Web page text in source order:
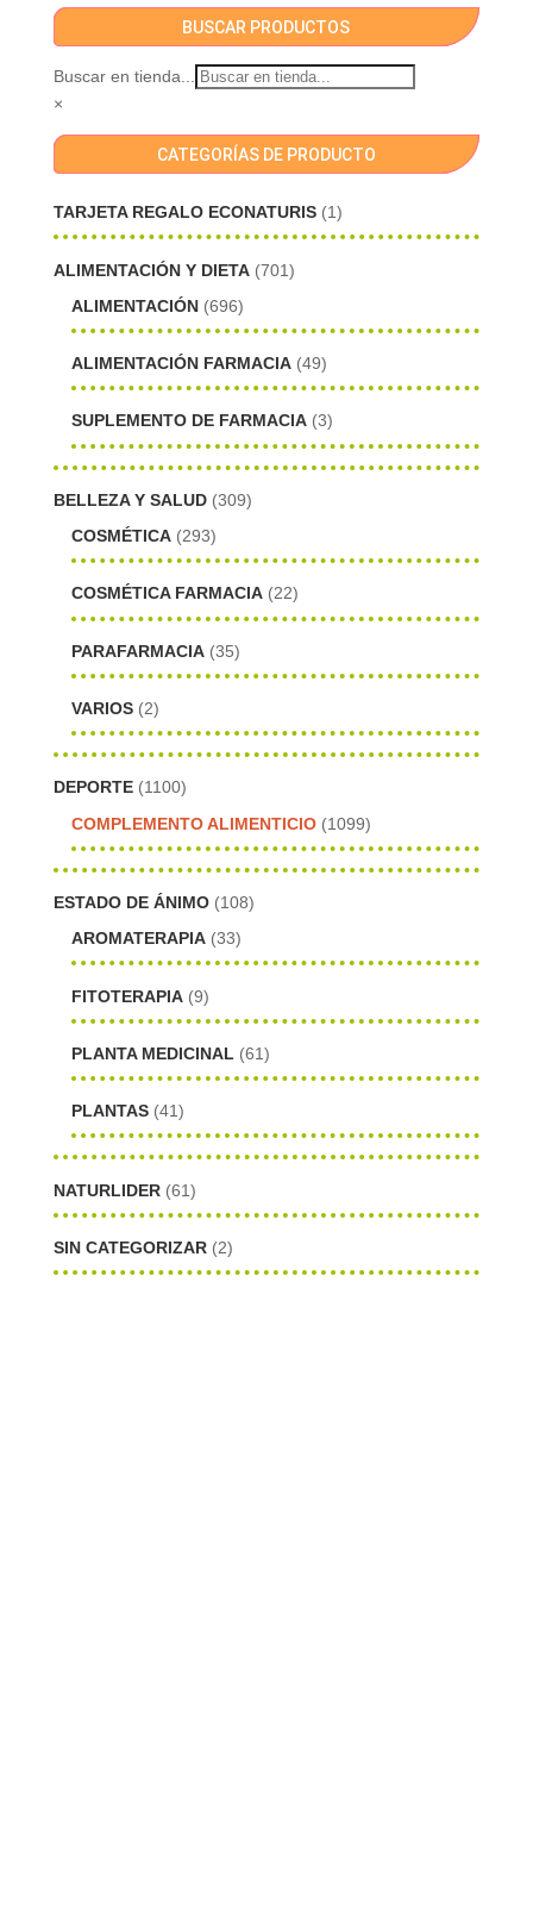
BUSCAR PRODUCTOS
Buscar en tienda...
×
CATEGORÍAS DE PRODUCTO
TARJETA REGALO ECONATURIS (1)
ALIMENTACIÓN Y DIETA (701)
ALIMENTACIÓN (696)
ALIMENTACIÓN FARMACIA (49)
SUPLEMENTO DE FARMACIA (3)
BELLEZA Y SALUD (309)
COSMÉTICA (293)
COSMÉTICA FARMACIA (22)
PARAFARMACIA (35)
VARIOS (2)
DEPORTE (1100)
COMPLEMENTO ALIMENTICIO (1099)
ESTADO DE ÁNIMO (108)
AROMATERAPIA (33)
FITOTERAPIA (9)
PLANTA MEDICINAL (61)
PLANTAS (41)
NATURLIDER (61)
SIN CATEGORIZAR (2)